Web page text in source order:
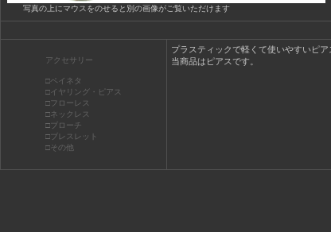
写真の上にマウスをのせると別の画像がご覧いただけます
アクセサリー
□ペイネタ
□イヤリング・ピアス
□フローレス
□ネックレス
□ブローチ
□ブレスレット
□その他
プラスティックで軽くて使いやすいピア
当商品はピアスです。